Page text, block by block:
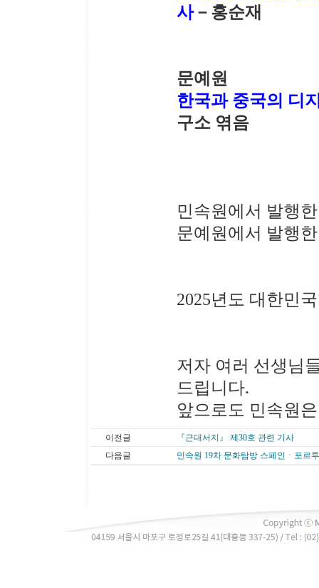
사－홍순재
문예원
한국과 중국의 디
구소 엮음
민속원에서 발행
문예원에서 발행
2025년도 대한민
저자 여러 선생님
드립니다.
앞으로도 민속원
이전글
『근대서지』 제30호 관련 기사
다음글
민속원 19차 문화탐방 스페인ㆍ포르